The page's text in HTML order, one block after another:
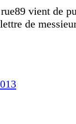
vient de
de